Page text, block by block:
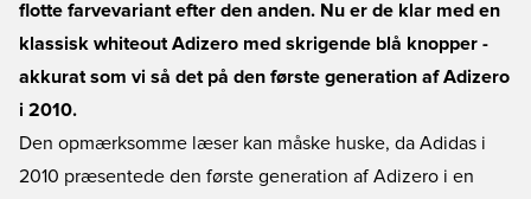
flotte farvevariant efter den anden. Nu er de klar med en
klassisk whiteout Adizero med skrigende blå knopper -
akkurat som vi så det på den første generation af Adizero
i 2010.
Den opmærksomme læser kan måske huske, da Adidas i
2010 præsentede den første generation af Adizero i en